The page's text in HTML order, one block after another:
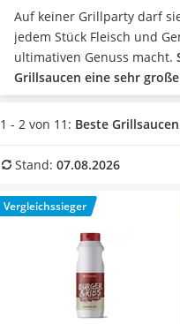
Honig
Gemüsebrühe
Eiskaffee-Pulver
Irischer Whiskey
Grapefruitkernextrakt
Matcha-Set
MCT-Öl
Erythrit
Müsli ohne Zuckerzusatz
Auf keiner Grillparty darf
jedem Stück Fleisch und
ultimativen Genuss macht.
Grillsaucen eine sehr
entscheidet, hängt nicht
Sie jetzt aus unserer
auszeichnet. In unserem
wegen ihres Geschmacks
uns hier im August 2026
Sizzlebrothers Original
seinen Eigenschaften.
1 - 2 von 11: Beste Grillsaucen
Stand: 07.08.2026
Vergleichssieger